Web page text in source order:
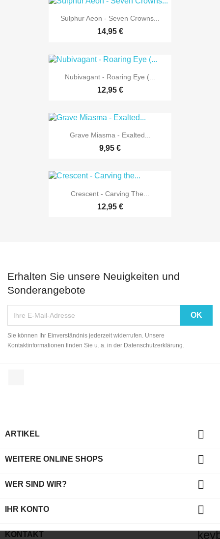
Sulphur Aeon - Seven Crowns...
14,95 €
Nubivagant - Roaring Eye (...
12,95 €
Grave Miasma - Exalted...
9,95 €
Crescent - Carving The...
12,95 €
Erhalten Sie unsere Neuigkeiten und
Sonderangebote
Sie können Ihr Einverständnis jederzeit widerrufen. Unsere
Kontaktinformationen finden Sie u. a. in der Datenschutzerklärung.
ARTIKEL 
WEITERE ONLINE SHOPS 
WER SIND WIR? 
IHR KONTO 
KONTAKT